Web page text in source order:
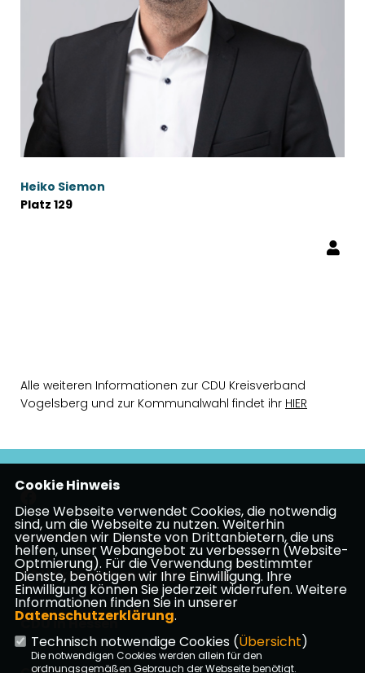
Heiko Siemon
Platz 129
Alle weiteren Informationen zur CDU Kreisverband
Vogelsberg und zur Kommunalwahl findet ihr HIER
Impressum Datenschutz Kontakt
CDU Kreisverband Vogelsberg
CDU in Hessen
Cookie Hinweis
Diese Webseite verwendet Cookies, die notwendig
sind, um die Webseite zu nutzen. Weiterhin
verwenden wir Dienste von Drittanbietern, die uns
helfen, unser Webangebot zu verbessern (Website-
Optmierung). Für die Verwendung bestimmter
Dienste, benötigen wir Ihre Einwilligung. Ihre
Einwilligung können Sie jederzeit widerrufen. Weitere
Informationen finden Sie in unserer
Datenschutzerklärung.
Technisch notwendige Cookies (Übersicht)
Die notwendigen Cookies werden allein für den
ordnungsgemäßen Gebrauch der Webseite benötigt.